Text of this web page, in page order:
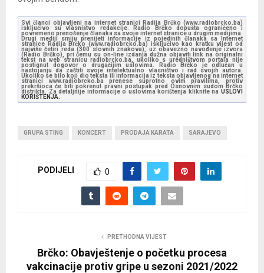
Svi članci objavljeni na internet stranici Radija Brčko (www.radiobrcko.ba)
isključivo su vlasništvo redakcije. Radio Brčko dopušta ograničeno i
povremeno prenošenje članaka sa svoje internet stranice u drugim medijima.
Drugi mediji smiju prenijeti informacije iz pojedinih članaka sa Internet
stranice Radija Brčko (www.radiobrcko.ba) isključivo kao kratku vijest od
najviše četiri reda (300 slovnih znakova), uz obavezno navođenje izvora
(Radio Brčko), pri čemu su on-line izdanja dužna objaviti link na originalni
tekst na web stranicu radiobrcko.ba, ukoliko s uredništvom portala nije
postignut dogovor o drugačijim uslovima. Radio Brčko je odlučan u
nastojanju da zaštiti svoje intelektualno vlasništvo i rad svojih autora.
Ukoliko se bilo koji dio teksta ili informacija iz teksta objavljenog na internet
stranici www.radiobrcko.ba prenese suprotno ovim pravilima, protiv
prekršioca će biti pokrenut pravni postupak pred Osnovnim sudom Brčko
distrikta. Za detaljnije informacije o uslovima korištenja kliknite na USLOVI
KORIŠTENJA.
GRUPA STING KONCERT PRODAJA KARATA SARAJEVO
PODIJELI 0
PRETHODNA VIJEST
Brčko: Obavještenje o početku procesa
vakcinacije protiv gripe u sezoni 2021/2022